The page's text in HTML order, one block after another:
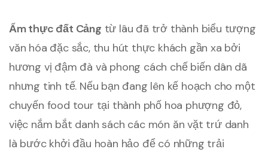
Ẩm thực đất Cảng từ lâu đã trở thành biểu tượng
văn hóa đặc sắc, thu hút thực khách gần xa bởi
hương vị đậm đà và phong cách chế biến dân dã
nhưng tinh tế. Nếu bạn đang lên kế hoạch cho một
chuyến food tour tại thành phố hoa phượng đỏ,
việc nắm bắt danh sách các món ăn vặt trứ danh
là bước khởi đầu hoàn hảo để có những trải